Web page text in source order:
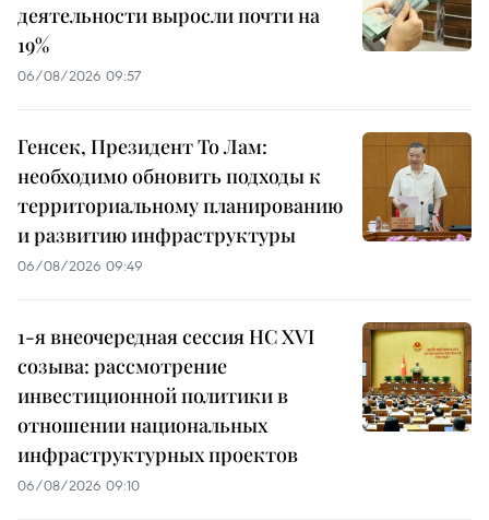
деятельности выросли почти на
19%
06/08/2026 09:57
Генсек, Президент То Лам:
необходимо обновить подходы к
территориальному планированию
и развитию инфраструктуры
06/08/2026 09:49
1-я внеочередная сессия НС XVI
созыва: рассмотрение
инвестиционной политики в
отношении национальных
инфраструктурных проектов
06/08/2026 09:10